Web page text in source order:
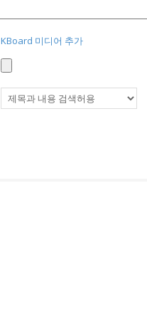
KBoard 미디어 추가